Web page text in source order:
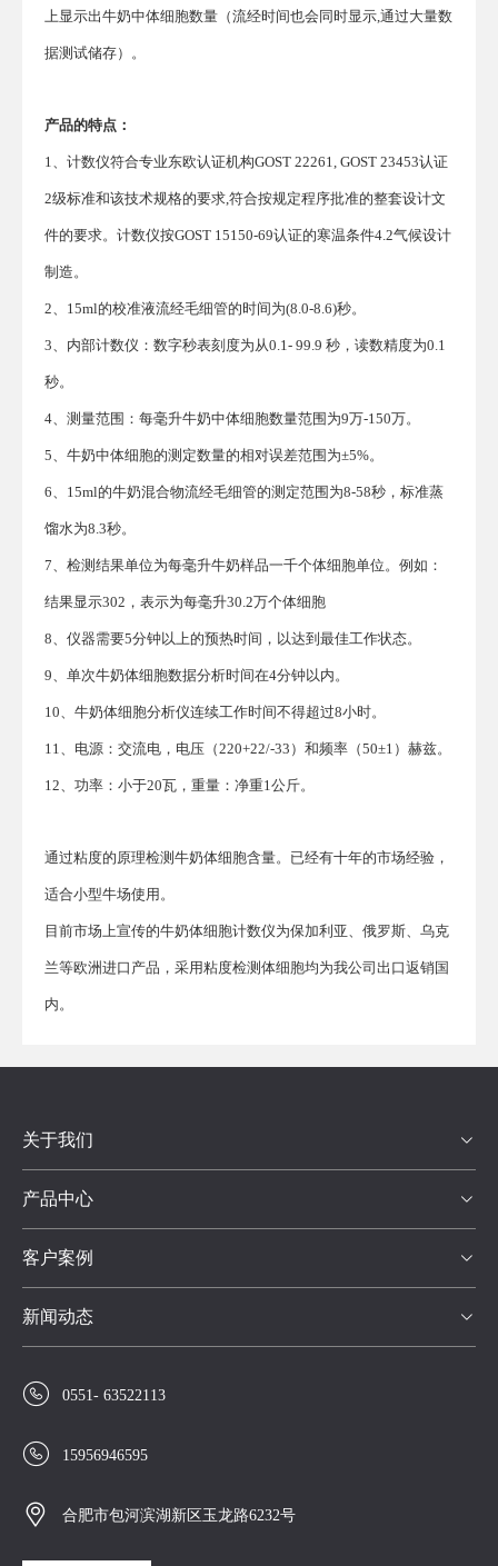
上显示出牛奶中体细胞数量（流经时间也会同时显示,通过大量数
据测试储存）。
产品的特点：
1、计数仪符合专业东欧认证机构GOST 22261, GOST 23453认证
2级标准和该技术规格的要求,符合按规定程序批准的整套设计文
件的要求。计数仪按GOST 15150-69认证的寒温条件4.2气候设计
制造。
2、15ml的校准液流经毛细管的时间为(8.0-8.6)秒。
3、内部计数仪：数字秒表刻度为从0.1- 99.9 秒，读数精度为0.1
秒。
4、测量范围：每毫升牛奶中体细胞数量范围为9万-150万。
5、牛奶中体细胞的测定数量的相对误差范围为±5%。
6、15ml的牛奶混合物流经毛细管的测定范围为8-58秒，标准蒸
馏水为8.3秒。
7、检测结果单位为每毫升牛奶样品一千个体细胞单位。例如：
结果显示302，表示为每毫升30.2万个体细胞
8、仪器需要5分钟以上的预热时间，以达到最佳工作状态。
9、单次牛奶体细胞数据分析时间在4分钟以内。
10、牛奶体细胞分析仪连续工作时间不得超过8小时。
11、电源：交流电，电压（220+22/-33）和频率（50±1）赫兹。
12、功率：小于20瓦，重量：净重1公斤。
通过粘度的原理检测牛奶体细胞含量。已经有十年的市场经验，
适合小型牛场使用。
目前市场上宣传的牛奶体细胞计数仪为保加利亚、俄罗斯、乌克
兰等欧洲进口产品，采用粘度检测体细胞均为我公司出口返销国
内。
关于我们 
产品中心 
客户案例 
新闻动态 
 0551- 63522113
 15956946595
 合肥市包河滨湖新区玉龙路6232号